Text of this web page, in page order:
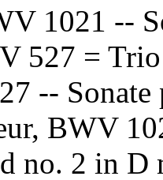
1021 --
527 =
-- Sonate
BWV
no. 2 in